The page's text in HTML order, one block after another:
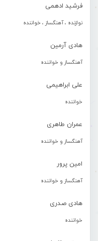
فرشید ادهمی
نوازنده ، آهنگساز ، خواننده
هادی آرمین
آهنگساز و خواننده
علی ابراهیمی
خواننده
عمران طاهری
آهنگساز و خواننده
امین پرور
آهنگساز و خواننده
هادی صدری
خواننده